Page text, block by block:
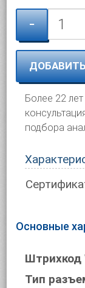
−
Более 22
подбора
Основные
Штрихкод
Тип